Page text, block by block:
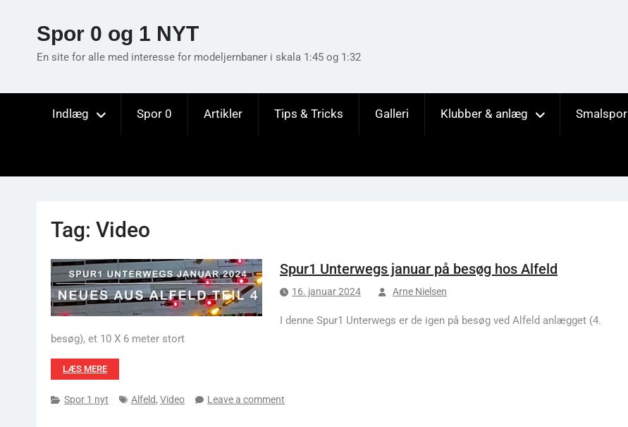
Spor 0 og 1 NYT
En site for alle med interesse for modeljernbaner i skala 1:45 og 1:32
Indlæg Spor 0 Artikler Tips & Tricks Galleri Klubber & anlæg Smalspor
Tag: Video
Spur1 Unterwegs januar på besøg hos Alfeld
16. januar 2024 Arne Nielsen
I denne Spur1 Unterwegs er de igen på besøg ved Alfeld anlægget (4.
besøg), et 10 X 6 meter stort
LÆS MERE
Spor 1 nyt Alfeld, Video Leave a comment